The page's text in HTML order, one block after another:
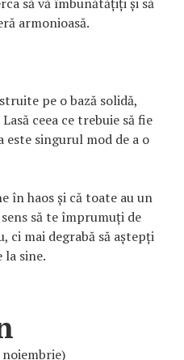
armonioasă.
pe o bază solidă,
ceea ce trebuie să fie
este singurul mod de a o
în haos și că toate au un
să te împrumuți de
ci mai degrabă să aștepți
la sine.